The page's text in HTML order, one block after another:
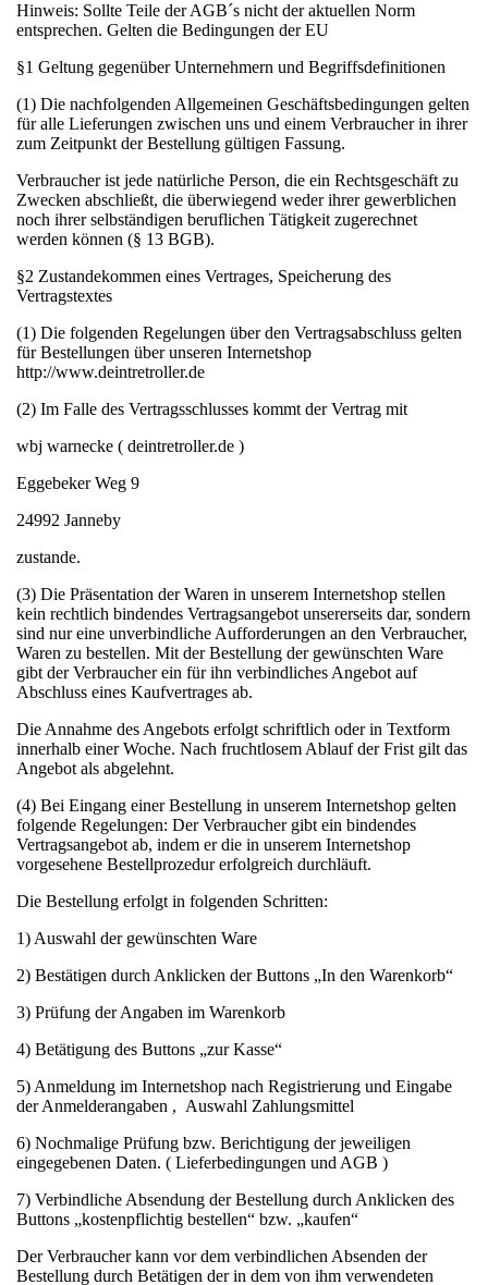
Hinweis: Sollte Teile der AGB´s nicht der aktuellen Norm
entsprechen. Gelten die Bedingungen der EU
§1 Geltung gegenüber Unternehmern und Begriffsdefinitionen
(1) Die nachfolgenden Allgemeinen Geschäftsbedingungen gelten
für alle Lieferungen zwischen uns und einem Verbraucher in ihrer
zum Zeitpunkt der Bestellung gültigen Fassung.
Verbraucher ist jede natürliche Person, die ein Rechtsgeschäft zu
Zwecken abschließt, die überwiegend weder ihrer gewerblichen
noch ihrer selbständigen beruflichen Tätigkeit zugerechnet
werden können (§ 13 BGB).
§2 Zustandekommen eines Vertrages, Speicherung des
Vertragstextes
(1) Die folgenden Regelungen über den Vertragsabschluss gelten
für Bestellungen über unseren Internetshop
http://www.deintretroller.de
(2) Im Falle des Vertragsschlusses kommt der Vertrag mit
wbj warnecke ( deintretroller.de )
Eggebeker Weg 9
24992 Janneby
zustande.
(3) Die Präsentation der Waren in unserem Internetshop stellen
kein rechtlich bindendes Vertragsangebot unsererseits dar, sondern
sind nur eine unverbindliche Aufforderungen an den Verbraucher,
Waren zu bestellen. Mit der Bestellung der gewünschten Ware
gibt der Verbraucher ein für ihn verbindliches Angebot auf
Abschluss eines Kaufvertrages ab.
Die Annahme des Angebots erfolgt schriftlich oder in Textform
innerhalb einer Woche. Nach fruchtlosem Ablauf der Frist gilt das
Angebot als abgelehnt.
(4) Bei Eingang einer Bestellung in unserem Internetshop gelten
folgende Regelungen: Der Verbraucher gibt ein bindendes
Vertragsangebot ab, indem er die in unserem Internetshop
vorgesehene Bestellprozedur erfolgreich durchläuft.
Die Bestellung erfolgt in folgenden Schritten:
1) Auswahl der gewünschten Ware
2) Bestätigen durch Anklicken der Buttons „In den Warenkorb“
3) Prüfung der Angaben im Warenkorb
4) Betätigung des Buttons „zur Kasse“
5) Anmeldung im Internetshop nach Registrierung und Eingabe
der Anmelderangaben , Auswahl Zahlungsmittel
6) Nochmalige Prüfung bzw. Berichtigung der jeweiligen
eingegebenen Daten. ( Lieferbedingungen und AGB )
7) Verbindliche Absendung der Bestellung durch Anklicken des
Buttons „kostenpflichtig bestellen“ bzw. „kaufen“
Der Verbraucher kann vor dem verbindlichen Absenden der
Bestellung durch Betätigen der in dem von ihm verwendeten